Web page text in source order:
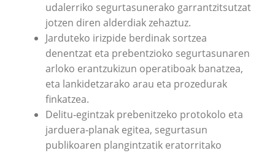
udalerriko segurtasunerako garrantzitsutzat
jotzen diren alderdiak zehaztuz.
Jarduteko irizpide berdinak sortzea
denentzat eta prebentzioko segurtasunaren
arloko erantzukizun operatiboak banatzea,
eta lankidetzarako arau eta prozedurak
finkatzea.
Delitu‐egintzak prebenitzeko protokolo eta
jarduera‐planak egitea, segurtasun
publikoaren plangintzatik eratorritako